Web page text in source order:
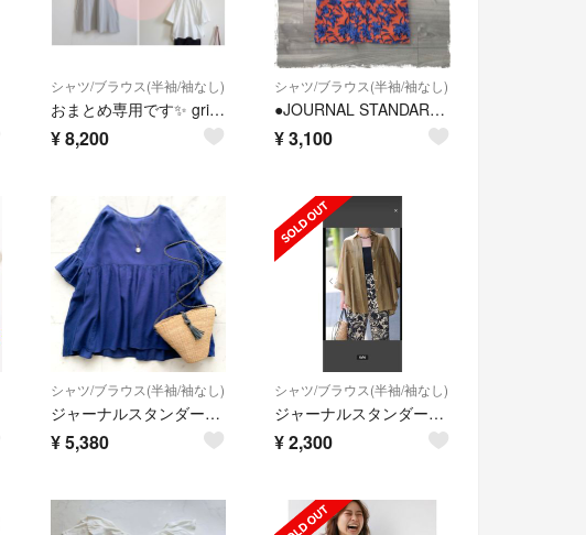
シャツ/ブラウス(半袖/袖なし)
おまとめ専用です✨ grin ノースリワンピ+レリューム シャツ+ヴェリテクール
¥8,200
シャツ/ブラウス(半袖/袖なし)
●JOURNAL STANDARD relume● 半袖シャツ 花柄 オレンジ系
¥3,100
シャツ/ブラウス(半袖/袖なし)
ジャーナルスタンダードレリューム レーヨンコットンボイル ギャザープルオーバー
¥5,380
シャツ/ブラウス(半袖/袖なし)
ジャーナルスタンダード シアーコットンドルマンシャツ シャツ JOURNAL
¥2,300